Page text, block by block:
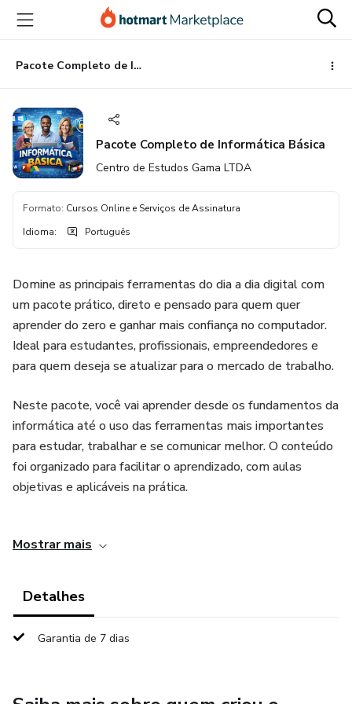
para
conteúdo
principal
para
pagamento
para
rodapé
Pacote Completo de Informática Básica
Pacote Completo de Informática Básica
Centro de Estudos Gama LTDA
Formato: Cursos Online e Serviços de Assinatura
Idioma: Português
Domine as principais ferramentas do dia a dia digital com
um pacote prático, direto e pensado para quem quer
aprender do zero e ganhar mais confiança no computador.
Ideal para estudantes, profissionais, empreendedores e
para quem deseja se atualizar para o mercado de trabalho.
Neste pacote, você vai aprender desde os fundamentos da
informática até o uso das ferramentas mais importantes
para estudar, trabalhar e se comunicar melhor. O conteúdo
foi organizado para facilitar o aprendizado, com aulas
objetivas e aplicáveis na prática.
arquivos na nuvem
Mostrar mais
Detalhes
Garantia de 7 dias